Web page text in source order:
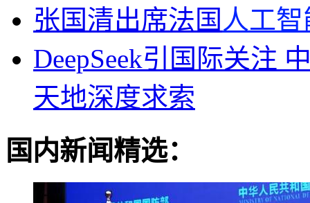
张国清出席法国 人工智
DeepSeek引国际关注
天地深度求索
国内新闻精选：